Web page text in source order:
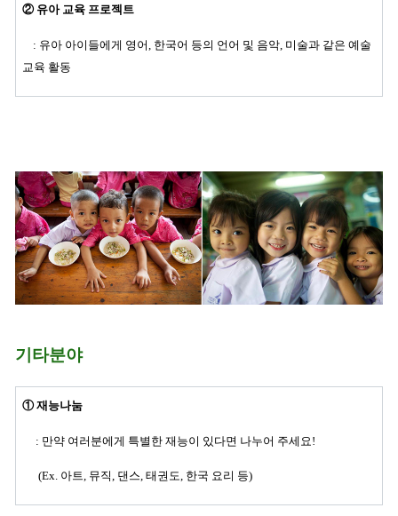
② 유아 교육 프로젝트
: 유아 아이들에게 영어, 한국어 등의 언어 및 음악, 미술과 같은 예술
교육 활동
기타분야
① 재능나눔
: 만약 여러분에게 특별한 재능이 있다면 나누어 주세요!
(Ex. 아트, 뮤직, 댄스, 태권도, 한국 요리 등)